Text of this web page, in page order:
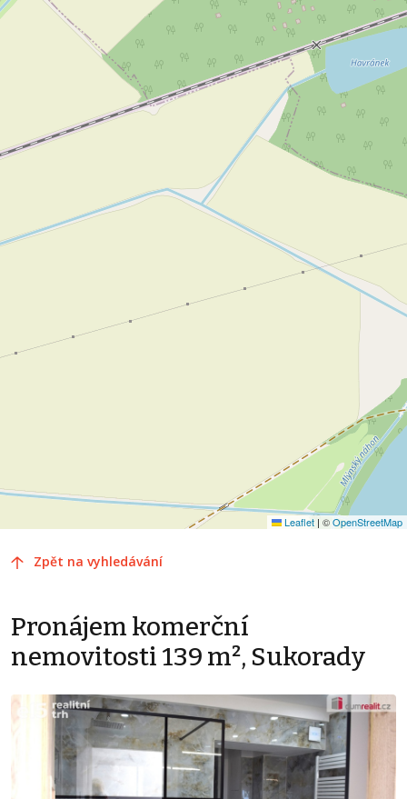
Leaflet | ©OpenStreetMap
Zpět na vyhledávání
Pronájem komerční
nemovitosti 139 m², Sukorady